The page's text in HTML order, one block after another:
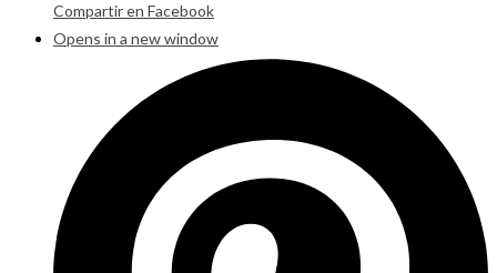
Compartir en Facebook
Opens in a new window